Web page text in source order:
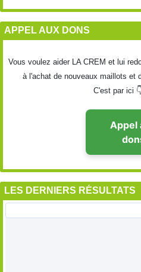
APPEL AUX DONS
Vous voulez aider LA CREM et lui
à l'achat de nouveaux maillots et
C'est par ici
Appel
LES DERNIERS RÉSULTATS